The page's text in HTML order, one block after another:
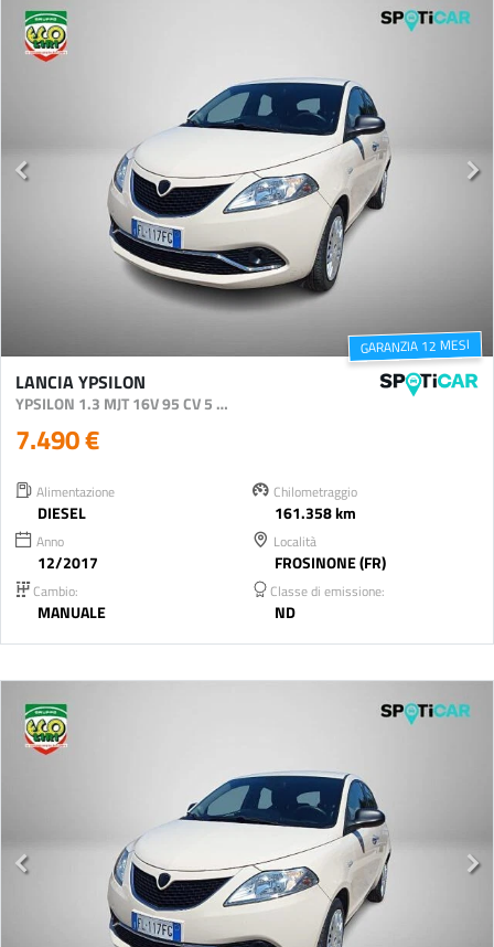
GARANZIA 12 MESI
LANCIA YPSILON
YPSILON 1.3 MJT 16V 95 CV 5 PORTE S&S SILVER
7.490 €
Alimentazione
DIESEL
Chilometraggio
161.358 km
Anno
12/2017
Località
FROSINONE (FR)
Cambio:
MANUALE
Classe di emissione:
ND